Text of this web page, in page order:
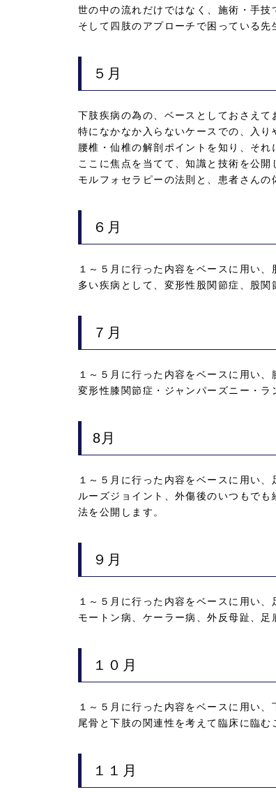
世の中の流れだけではなく、施術・手
そして四肢のアプローチで困っている
５月
下肢疾病の為の、ベースとしておさえて
特になかなか入らないケースでの、入り
腰椎・仙椎の解剖ポイントを知り、それ
ここに焦点を当てて、知識と技術を公開
モルフォセラピーの法則と、患者さん
６月
１～５月に行った内容をベースに用い、
多い疾病として、変形性股関節症、股
７月
１～５月に行った内容をベースに用い
変形性膝関節症・ジャンパーズニー・
8月
１～５月に行った内容をベースに用い
ルーズジョイント、外傷後のいつもで
法を公開します。
９月
１～５月に行った内容をベースに用い
モートン病、ケーラー病、外反母趾、
１０月
１～５月に行った内容をベースに用い
尾骨と下肢の関連性を考えて臨床に臨
１１月